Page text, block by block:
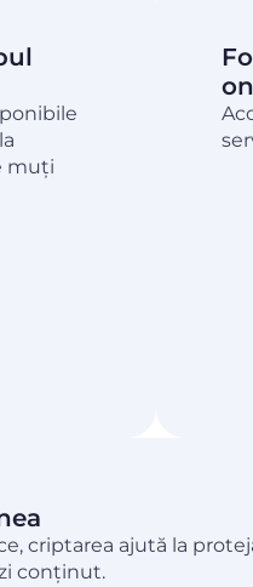
muți
criptarea ajută la
conținut.